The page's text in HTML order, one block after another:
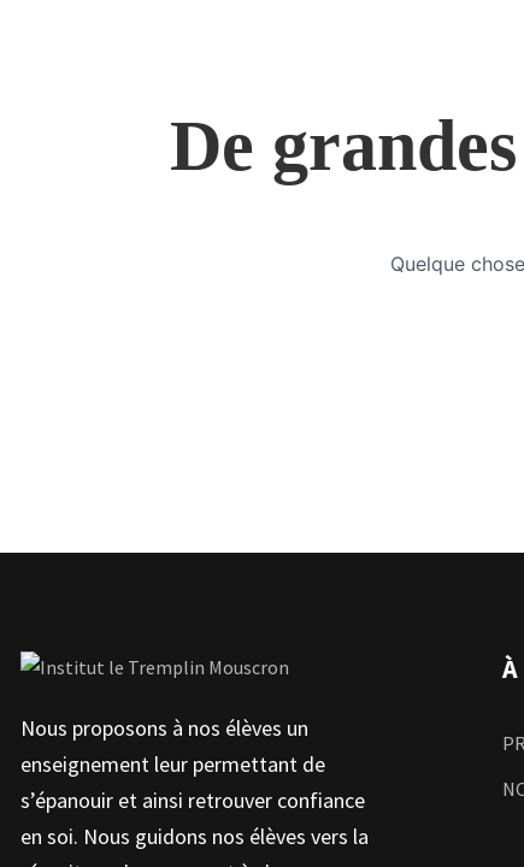
De
Quelque
Nous proposons à nos élèves un
enseignement leur permettant de
s’épanouir et ainsi retrouver confiance
en soi. Nous guidons nos élèves vers la